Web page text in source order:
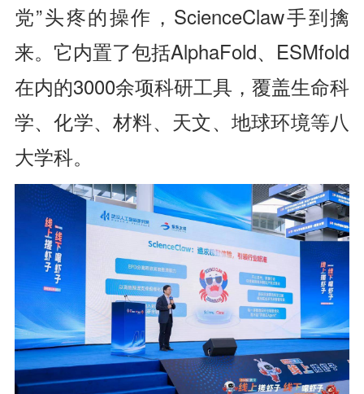
党”头疼的操作，ScienceClaw手到擒
来。它内置了包括AlphaFold、ESMfold
在内的3000余项科研工具，覆盖生命科
学、化学、材料、天文、地球环境等八
大学科。